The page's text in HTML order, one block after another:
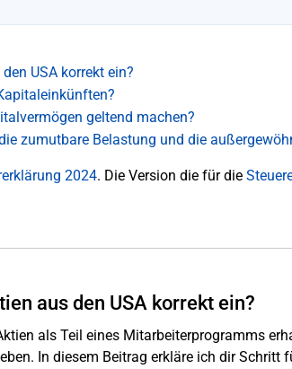
USA korrekt ein?
geltend machen?
zumutbare Belastung und die
2024. Die Version die für die
aus den USA korrekt ein?
als Teil eines Mitarbeiterprogramms
In diesem Beitrag erkläre ich dir